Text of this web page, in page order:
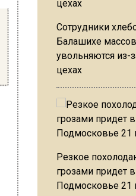
Сотрудники
Балашихе
увольняются из-
цехах
Резкое
грозами придет в
Подмосковье 21